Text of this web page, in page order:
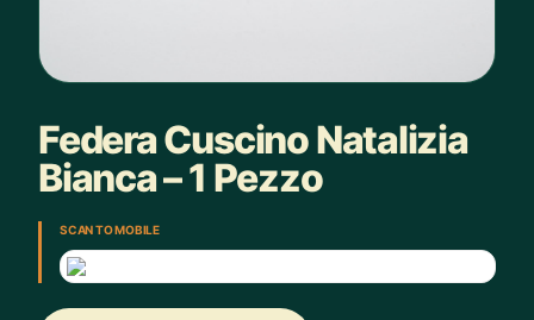
Federa Cuscino Natalizia
Bianca – 1 Pezzo
SCAN TO MOBILE